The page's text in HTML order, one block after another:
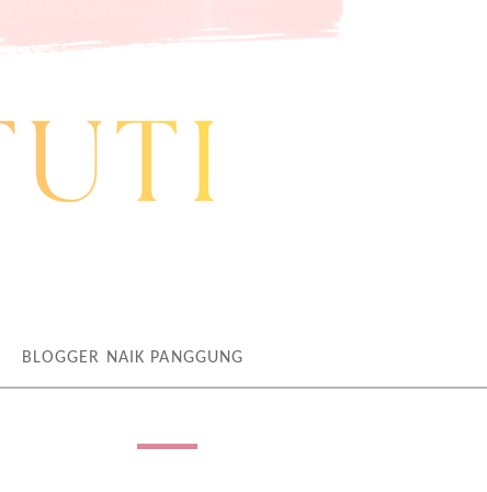
BLOGGER NAIK PANGGUNG